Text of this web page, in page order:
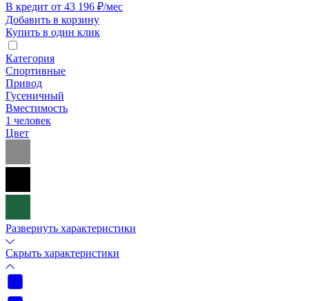
В кредит от 43 196 ₽/мес
Добавить в корзину
Купить в один клик
Категория
Спортивные
Привод
Гусеничный
Вместимость
1 человек
Цвет
Развернуть характеристики
Скрыть характеристики